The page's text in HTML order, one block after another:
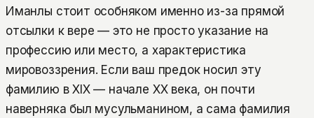
Иманлы стоит особняком именно из-за прямой
отсылки к вере — это не просто указание на
профессию или место, а характеристика
мировоззрения. Если ваш предок носил эту
фамилию в XIX — начале XX века, он почти
наверняка был мусульманином, а сама фамилия